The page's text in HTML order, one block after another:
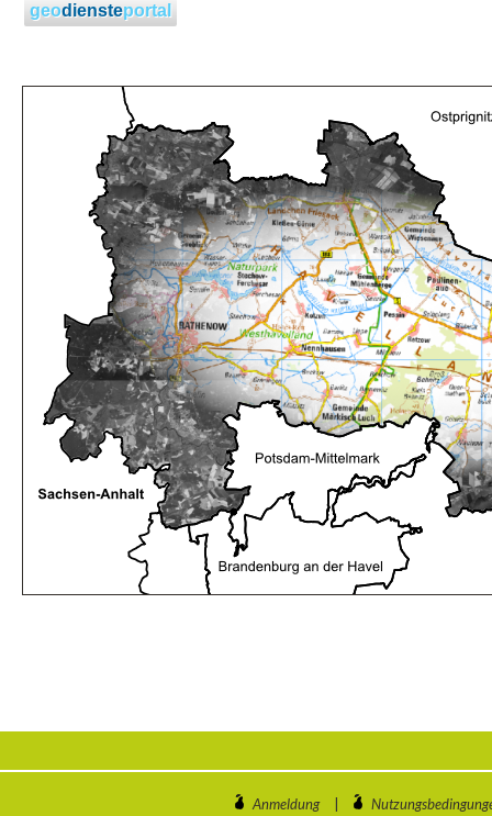
geodiensteportal
Anmeldung